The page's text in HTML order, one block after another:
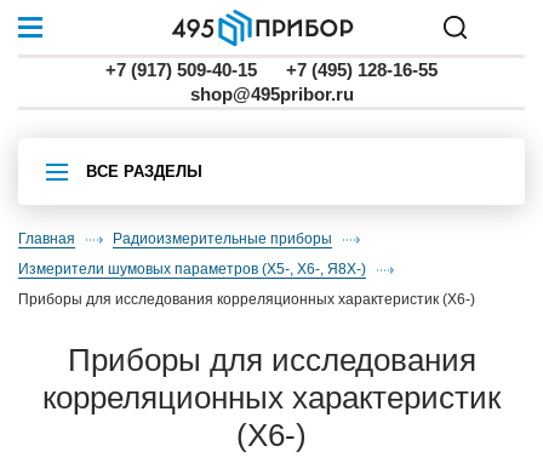
+7 (917) 509-40-15
+7 (495) 128-16-55
shop@495pribor.ru
ВСЕ РАЗДЕЛЫ
Главная
Радиоизмерительные приборы
измерители шумовых параметров (Х5-, Х6-, Я8Х-)
приборы для исследования корреляционных характеристик (Х6-)
приборы для исследования
корреляционных характеристик
(Х6-)